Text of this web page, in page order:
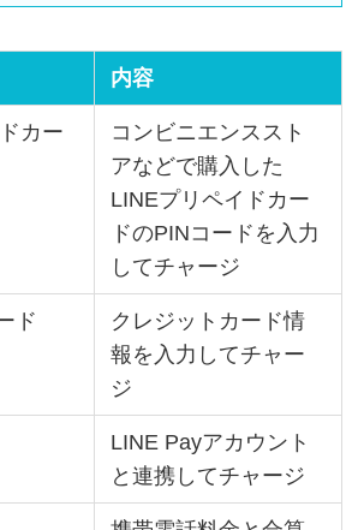
内容
カー
コンビニエンススト
アなどで購入した
LINEプリペイドカー
ドのPINコードを入力
してチャージ
ド
クレジットカード情
報を入力してチャー
ジ
LINE Payアカウント
と連携してチャージ